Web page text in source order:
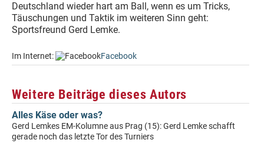
Deutschland wieder hart am Ball, wenn es um Tricks,
Täuschungen und Taktik im weiteren Sinn geht:
Sportsfreund Gerd Lemke.
Im Internet: Facebook
Weitere Beiträge dieses Autors
Alles Käse oder was?
Gerd Lemkes EM-Kolumne aus Prag (15): Gerd Lemke schafft
gerade noch das letzte Tor des Turniers